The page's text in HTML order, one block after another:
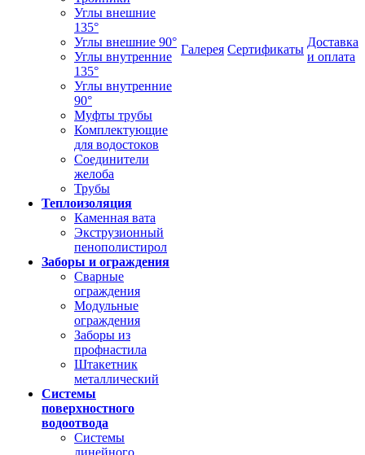
Углы внешние
135°
Углы внешние 90°
Углы внутренние
135°
Углы внутренние
90°
Муфты трубы
Комплектующие
для водостоков
Соединители
желоба
Трубы
Теплоизоляция
Каменная вата
Экструзионный
пенополистирол
Заборы и ограждения
Сварные
ограждения
Модульные
ограждения
Заборы из
профнастила
Штакетник
металлический
Системы
поверхностного
водоотвода
Системы
линейного
Галерея Сертификаты
Доставка
и оплата